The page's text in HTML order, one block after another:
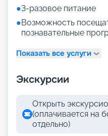
●3-разовое питание
●Возможность
познавательные
Показать все услуги
Экскурсии
Открыть
(оплачивается на
отдельно)